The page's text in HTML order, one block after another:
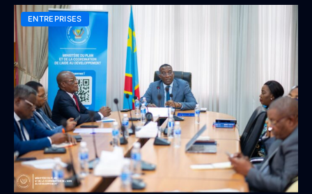
ENTREPRISES